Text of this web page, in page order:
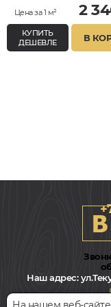
Цена за 1 м² 2
КУПИТЬ
ДЕШЕВЛЕ
В
Наш адрес: